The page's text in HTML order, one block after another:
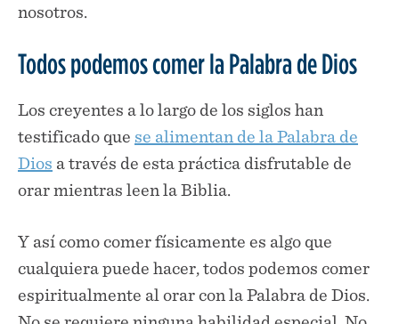
nosotros.
Todos podemos comer la Palabra de Dios
Los creyentes a lo largo de los siglos han
testificado que se alimentan de la Palabra de
Dios a través de esta práctica disfrutable de
orar mientras leen la Biblia.
Y así como comer físicamente es algo que
cualquiera puede hacer, todos podemos comer
espiritualmente al orar con la Palabra de Dios.